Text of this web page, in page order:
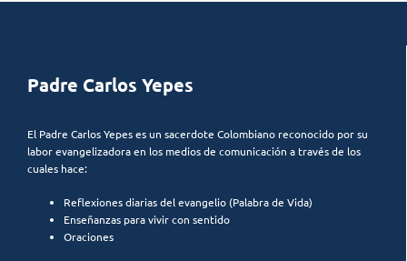
Padre Carlos Yepes
El Padre Carlos Yepes es un sacerdote Colombiano reconocido por su
labor evangelizadora en los medios de comunicación a través de los
cuales hace:
Reflexiones diarias del evangelio (Palabra de Vida)
Enseñanzas para vivir con sentido
Oraciones